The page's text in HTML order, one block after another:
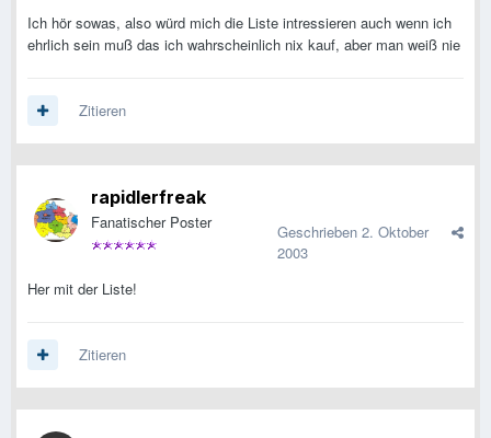
Ich hör sowas, also würd mich die Liste intressieren auch wenn ich
ehrlich sein muß das ich wahrscheinlich nix kauf, aber man weiß nie
Zitieren
rapidlerfreak
Fanatischer Poster Geschrieben 2. Oktober
2003
Her mit der Liste!
Zitieren